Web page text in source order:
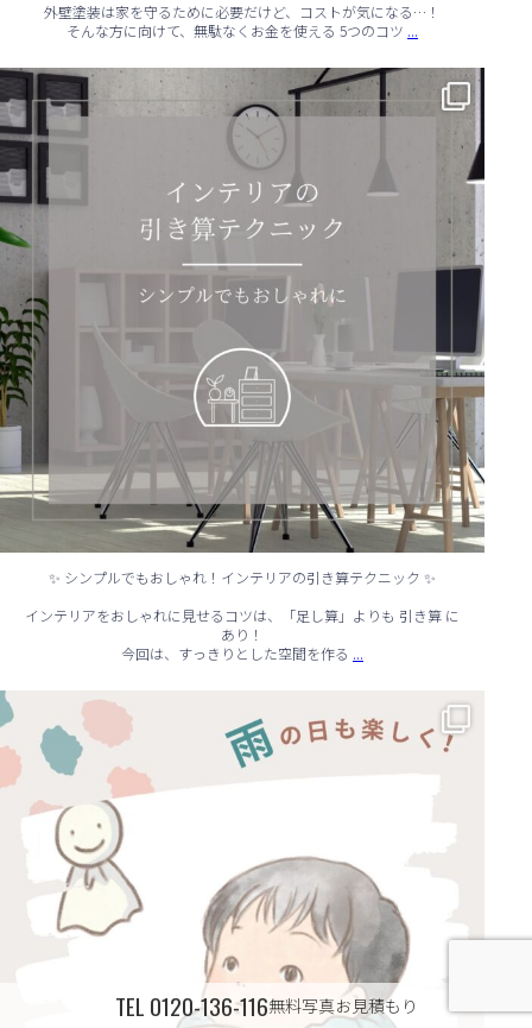
外壁塗装は家を守るために必要だけど、コストが気になる…！
そんな方に向けて、無駄なくお金を使える 5つのコツ ...
✨ シンプルでもおしゃれ！インテリアの引き算テクニック ✨
...
✨ シンプルでもおしゃれ！インテリアの引き算テクニック ✨
インテリアをおしゃれに見せるコツは、「足し算」よりも 引き算 に
あり！
今回は、すっきりとした空間を作る ...
☔ 雨の日でも快適に！室内でできる遊びアイデア 🌈
...
TEL 0120-136-116無料写真お見積もり